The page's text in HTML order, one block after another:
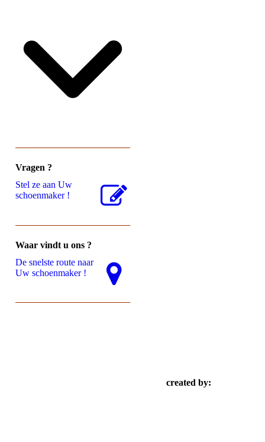
Vragen ?
Stel ze aan Uw
schoenmaker !
Waar vindt u ons ?
De snelste route naar
Uw schoenmaker !
created by: